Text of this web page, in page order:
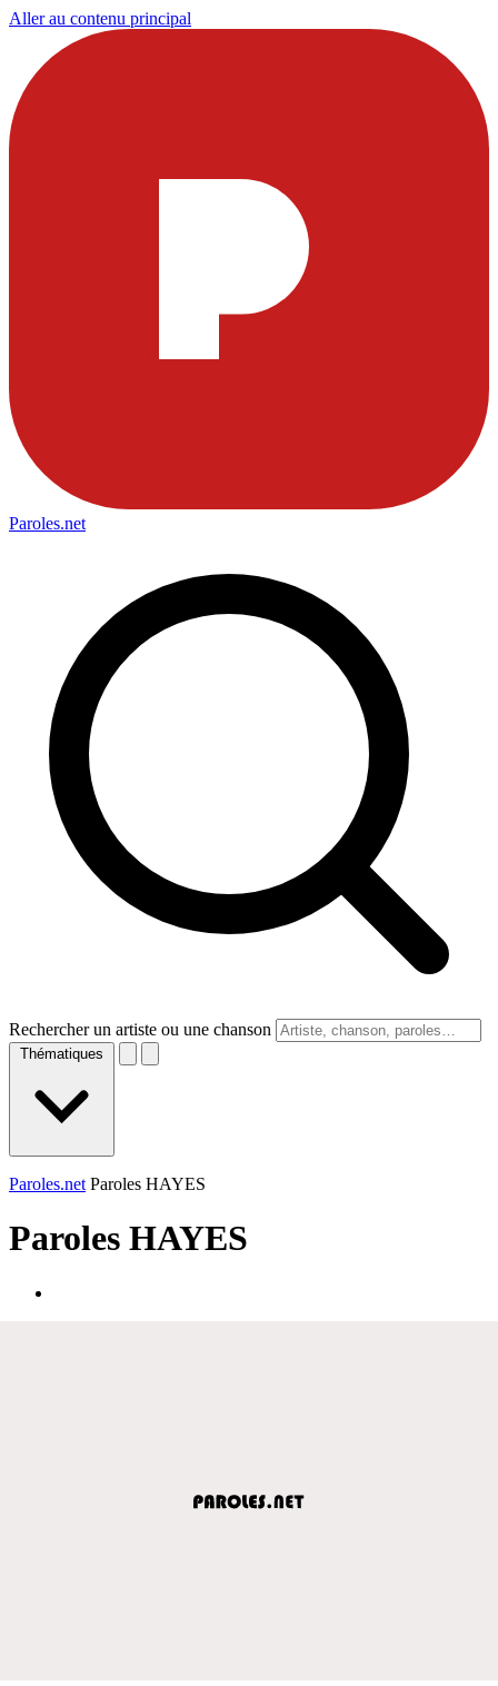
Aller au contenu principal
Paroles.net
Rechercher un artiste ou une chanson
Thématiques
Paroles.net Paroles HAYES
Paroles HAYES